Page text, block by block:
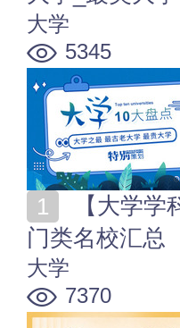
大学
5345
门类名校汇总
大学
7370